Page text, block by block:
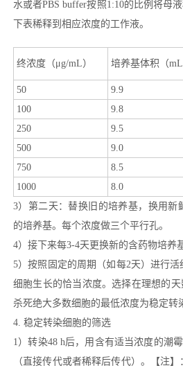
水或者PBS buffer按照1:10的比例将母
下表稀释到相应浓度的工作液。
终浓度（μg/mL） 培养基体积（mL
50
9.9
100
9.8
250
9.5
500
9.0
750
8.5
1000
8.0
3）第二天：替换旧的培养基，换用新
的培养基。每个浓度做三个平行孔。
4）接下来每3-4天更换新的含药物培养
5）按照固定的周期（如每2天）进行
细胞生长的恰当浓度。选择在理想的
杀死绝大多数细胞的最低浓度为稳定转
4. 稳定转染细胞的筛选
1）转染48 h后，用含有适当浓度的潮
（直接传代或者稀释后传代）。【注